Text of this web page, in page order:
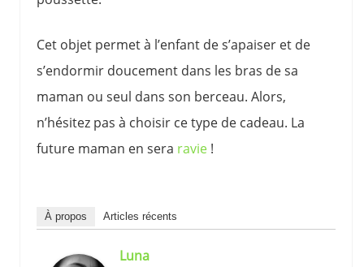
Cet objet permet à l’enfant de s’apaiser et de
s’endormir doucement dans les bras de sa
maman ou seul dans son berceau. Alors,
n’hésitez pas à choisir ce type de cadeau. La
future maman en sera ravie !
À propos Articles récents
Luna